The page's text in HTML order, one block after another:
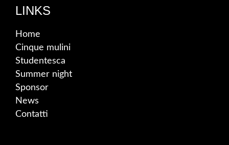
LINKS
Home
Cinque mulini
Studentesca
Summer night
Sponsor
News
Contatti